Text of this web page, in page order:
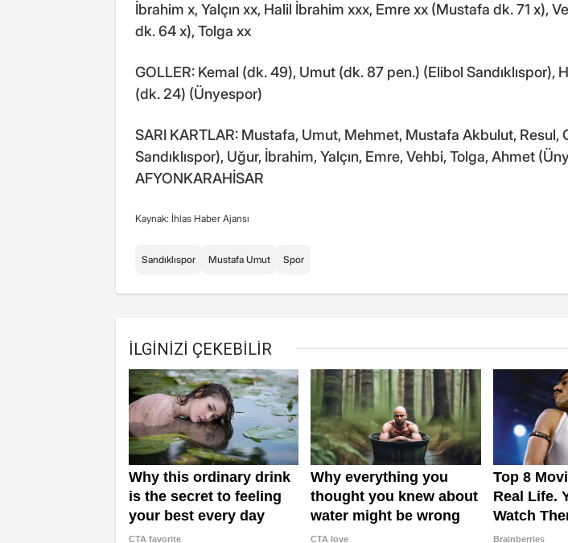
İbrahim x, Yalçın xx, Halil İbrahim xxx, Emre xx (Mustafa dk. 71 x),
dk. 64 x), Tolga xx
GOLLER: Kemal (dk. 49), Umut (dk. 87 pen.) (Elibol Sandıklıspor),
(dk. 24) (Ünyespor)
SARI KARTLAR: Mustafa, Umut, Mehmet, Mustafa Akbulut, Resul,
Sandıklıspor), Uğur, İbrahim, Yalçın, Emre, Vehbi, Tolga, Ahmet
AFYONKARAHİSAR
Kaynak: İhlas Haber Ajansı
Sandıklıspor Mustafa Umut Spor